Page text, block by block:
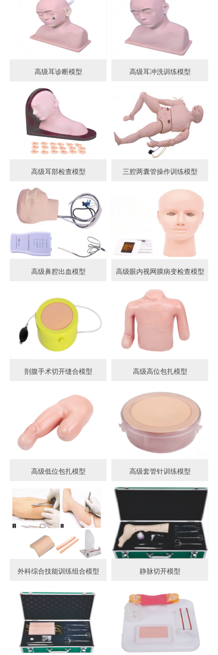
高级耳诊断模型 高级耳冲洗训练模型
高级耳部检查模型 三腔两囊管操作训练模型
高级鼻腔出血模型 高级眼内视网膜病变检查模型
剖腹手术切开缝合模型 高级高位包扎模型
高级低位包扎模型 高级套管针训练模型
外科综合技能训练组合模型 静脉切开模型